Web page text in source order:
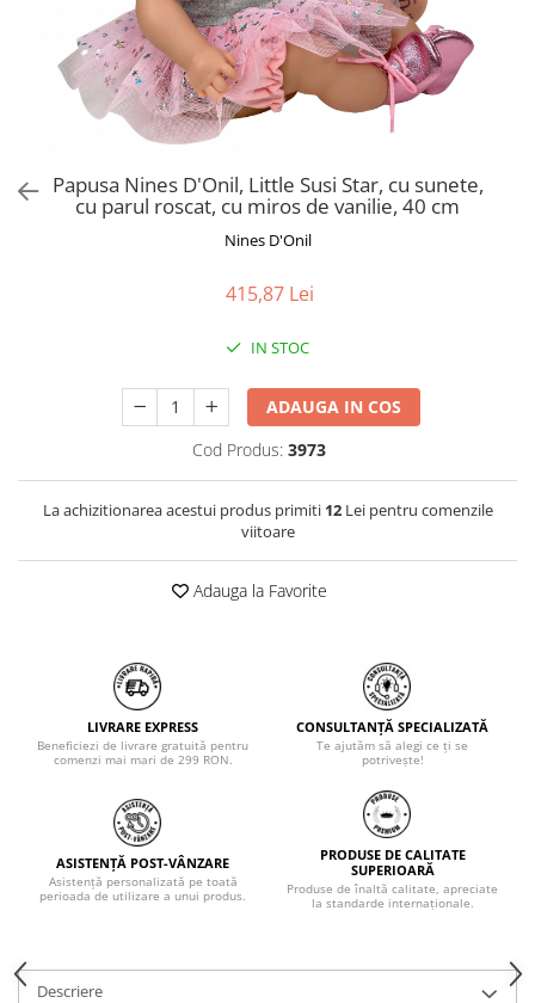
Consultanta Instalare
Jucarii de Sortare
Jucarii de tras
Jucarii din plus
Jucarii muzicale
Jucarii pentru baie
PAPUSI
Papusa Nines D'Onil, Little Susi Star, cu sunete,
cu parul roscat, cu miros de vanilie, 40 cm
Nines D'Onil
415,87 Lei
IN STOC
ADAUGA IN COS
Cod Produs: 3973
La achizitionarea acestui produs primiti 12Lei pentru comenzile
viitoare
Adauga la Favorite
LIVRARE EXPRESS
Beneficiezi de livrare gratuită pentru
comenzi mai mari de 299 RON.
CONSULTANȚĂ SPECIALIZATĂ
Te ajutăm să alegi ce ți se
potrivește!
ASISTENȚĂ POST-VÂNZARE
Asistență personalizată pe toată
perioada de utilizare a unui produs.
PRODUSE DE CALITATE
SUPERIOARĂ
Produse de înaltă calitate, apreciate
la standarde internaționale.
Descriere